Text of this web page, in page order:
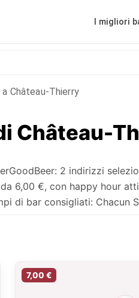
I migliori
a Château-Thierry
Château-
2 indirizzi
6,00 €, con happy hour
di bar consigliati: Chacun
7,00 €